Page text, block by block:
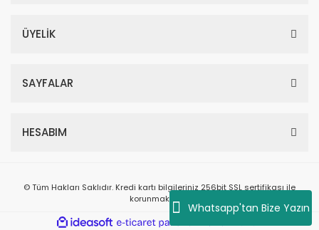
Whatsapp'tan Bize Yazın
ÜYELİK
SAYFALAR
HESABIM
© Tüm Hakları Saklıdır. Kredi kartı bilgileriniz 256bit SSL sertifikası ile
korunmaktadır.
ideasoft